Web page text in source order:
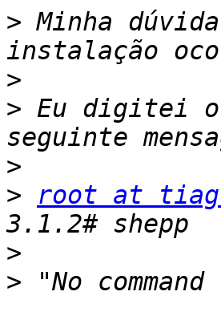
> Minha
>
> Eu digitei o
>
>
root at
>
>